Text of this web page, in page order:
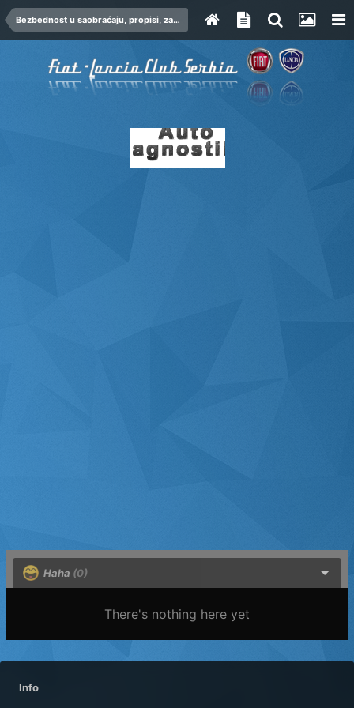
Bezbednost u saobraćaju, propisi, zakoni
Haha (0)
There's nothing here yet
Info